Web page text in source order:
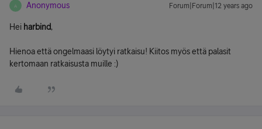
A Anonymous Forum|Forum|12 years ago
Hei harbind,
Hienoa että ongelmaasi löytyi ratkaisu! Kiitos myös että palasit
kertomaan ratkaisusta muille :)